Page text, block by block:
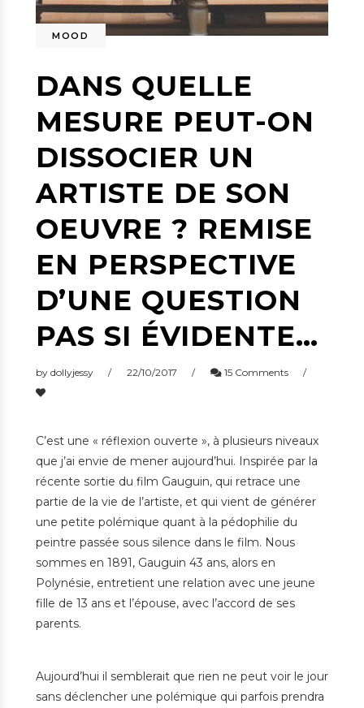
MOOD
DANS QUELLE
MESURE PEUT-ON
DISSOCIER UN
ARTISTE DE SON
OEUVRE ? REMISE
EN PERSPECTIVE
D’UNE QUESTION
PAS SI ÉVIDENTE…
by dollyjessy 22/10/2017 15 Comments
C’est une « réflexion ouverte », à plusieurs niveaux
que j’ai envie de mener aujourd’hui. Inspirée par la
récente sortie du film Gauguin, qui retrace une
partie de la vie de l’artiste, et qui vient de générer
une petite polémique quant à la pédophilie du
peintre passée sous silence dans le film. Nous
sommes en 1891, Gauguin 43 ans, alors en
Polynésie, entretient une relation avec une jeune
fille de 13 ans et l’épouse, avec l’accord de ses
parents.
Aujourd’hui il semblerait que rien ne peut voir le jour
sans déclencher une polémique qui parfois prendra